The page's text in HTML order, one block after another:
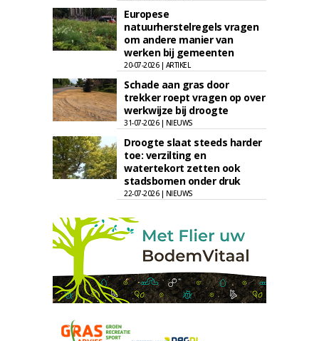
Europese
natuurherstelregels vragen
om andere manier van
werken bij gemeenten
20-07-2026 | ARTIKEL
Schade aan gras door
trekker roept vragen op over
werkwijze bij droogte
31-07-2026 | NIEUWS
Droogte slaat steeds harder
toe: verzilting en
watertekort zetten ook
stadsbomen onder druk
22-07-2026 | NIEUWS